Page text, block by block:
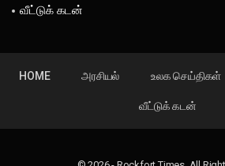
வீட்டுக் கடன்
HOME அரசியல் உலக செய்திகள்
வீட்டுக் கடன்